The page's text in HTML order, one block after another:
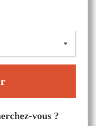
vous ?